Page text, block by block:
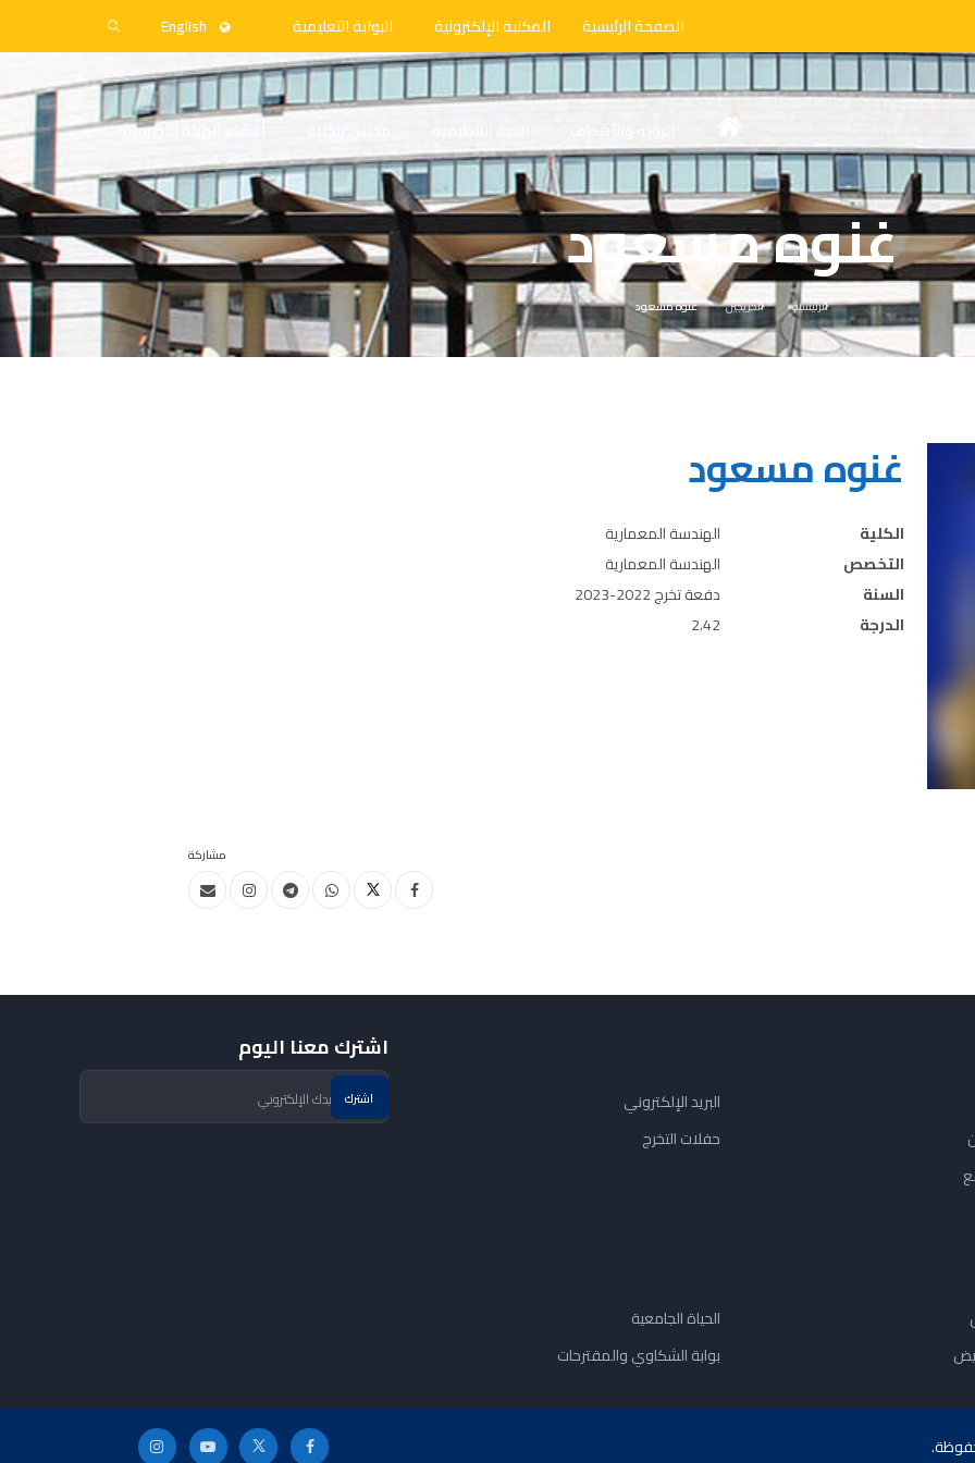
الصفحة الرئيسية المكتبة الإلكترونية البوابة التعليمية English
أعضاء الهيئة التدريسية
غنوه مسعود
الرئيسية الخريجين غنوه مسعود
غنوه مسعود
الكلية
الهندسة المعمارية
التخصص
الهندسة المعمارية
السنة
دفعة تخرج 2022-2023
الدرجة
2.42
مشاركة
البريد الإلكتروني
حفلات التخرج
الحياة الجامعية
بوابة الشكاوي والمقترحات
اشترك معنا اليوم